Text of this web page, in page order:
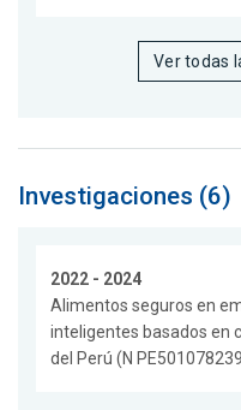
Ver todas
Investigaciones (6)
2022 - 2024
Alimentos seguros en
inteligentes basados en
del Perú (N